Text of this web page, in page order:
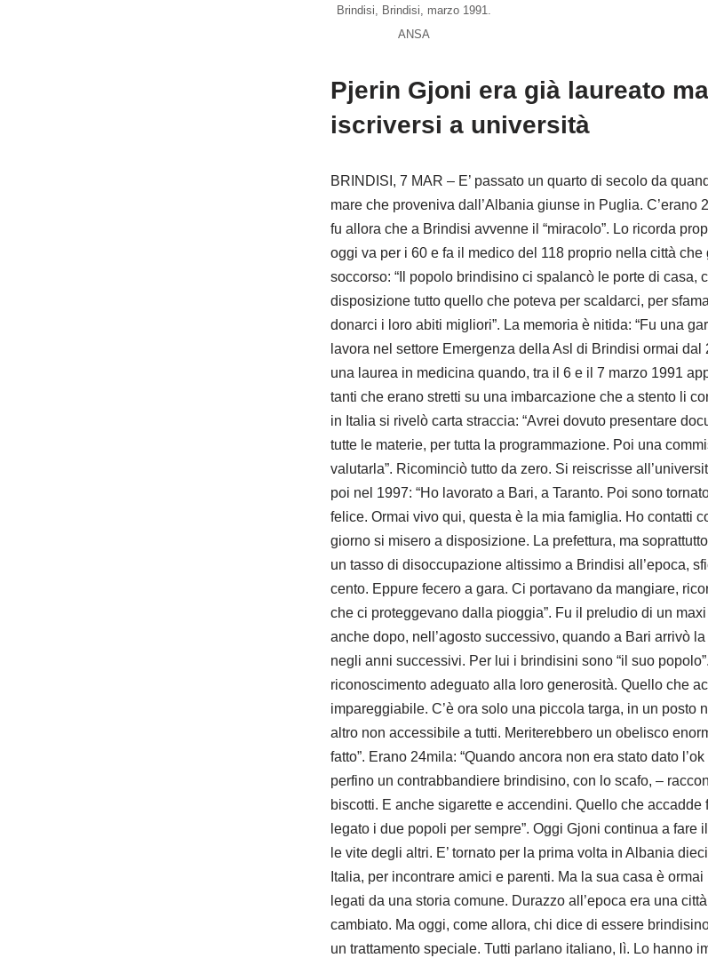
Brindisi, Brindisi, marzo 1991.
ANSA
Pjerin Gjoni era già laureato
iscriversi a università
BRINDISI, 7 MAR – E’ passato un quarto di secolo da
mare che proveniva dall’Albania giunse in Puglia. C’erano
fu allora che a Brindisi avvenne il “miracolo”. Lo ricorda
oggi va per i 60 e fa il medico del 118 proprio nella città
soccorso: “Il popolo brindisino ci spalancò le porte di casa,
disposizione tutto quello che poteva per scaldarci, per
donarci i loro abiti migliori”. La memoria è nitida: “Fu una
lavora nel settore Emergenza della Asl di Brindisi ormai dal
una laurea in medicina quando, tra il 6 e il 7 marzo 1991
tanti che erano stretti su una imbarcazione che a stento li
in Italia si rivelò carta straccia: “Avrei dovuto presentare
tutte le materie, per tutta la programmazione. Poi una
valutarla”. Ricominciò tutto da zero. Si reiscrisse
poi nel 1997: “Ho lavorato a Bari, a Taranto. Poi sono
felice. Ormai vivo qui, questa è la mia famiglia. Ho contatti
giorno si misero a disposizione. La prefettura, ma
un tasso di disoccupazione altissimo a Brindisi all’epoca,
cento. Eppure fecero a gara. Ci portavano da mangiare,
che ci proteggevano dalla pioggia”. Fu il preludio di un
anche dopo, nell’agosto successivo, quando a Bari arrivò
negli anni successivi. Per lui i brindisini sono “il suo
riconoscimento adeguato alla loro generosità. Quello che
impareggiabile. C’è ora solo una piccola targa, in un posto
altro non accessibile a tutti. Meriterebbero un obelisco
fatto”. Erano 24mila: “Quando ancora non era stato dato
perfino un contrabbandiere brindisino, con lo scafo, –
biscotti. E anche sigarette e accendini. Quello che accadde
legato i due popoli per sempre”. Oggi Gjoni continua a fare
le vite degli altri. E’ tornato per la prima volta in Albania
Italia, per incontrare amici e parenti. Ma la sua casa è
legati da una storia comune. Durazzo all’epoca era una
cambiato. Ma oggi, come allora, chi dice di essere
un trattamento speciale. Tutti parlano italiano, lì. Lo hanno